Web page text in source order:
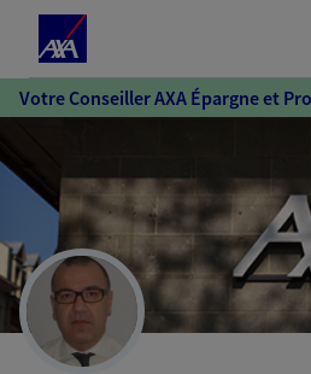
au
au
pied
de
page
Votre Conseiller AXA Épargne et